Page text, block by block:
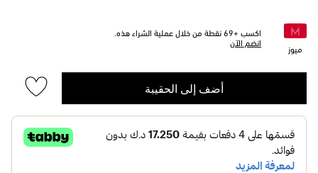
ميوز
اكسب +69 نقطة من خلال عملية الشراء هذه.
انضم الآن
أضف إلى الحقيبة